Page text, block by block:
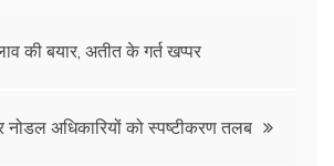
A
p
की बयार, अतीत के गर्त खप्पर
नोडल अधिकारियों को स्पष्टीकरण तलब